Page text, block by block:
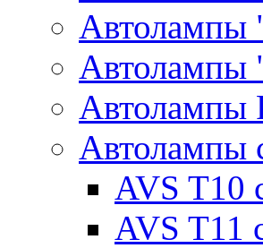
Автолампы
Автолампы
Автолампы
AVS T10
AVS T11